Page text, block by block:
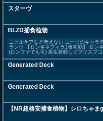
スターヴ
BLZD捕食植物
ニビルケアなど考えない ユーリのキャラ
ランツ 【ロンギネフィラ1枚初動】 ロン
(ロンファでも可) 原生発動しビブリスプ
Generated Deck
Generated Deck
【NR超格安捕食植物】シロちゃ